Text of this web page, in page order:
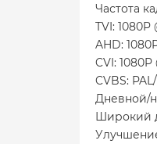
Частота
TVI:
AHD:
CVI:
CVBS:
Дневной/
Широкий